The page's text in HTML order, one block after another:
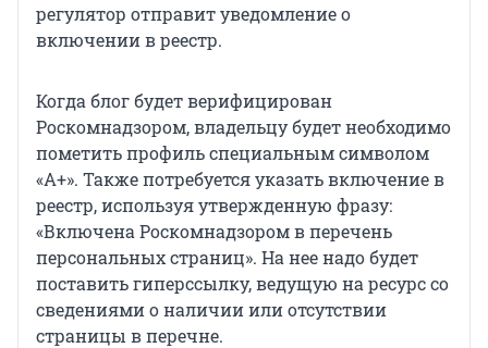
регулятор отправит уведомление о
включении в реестр.
Когда блог будет верифицирован
Роскомнадзором, владельцу будет необходимо
пометить профиль специальным символом
«А+». Также потребуется указать включение в
реестр, используя утвержденную фразу:
«Включена Роскомнадзором в перечень
персональных страниц». На нее надо будет
поставить гиперссылку, ведущую на ресурс со
сведениями о наличии или отсутствии
страницы в перечне.